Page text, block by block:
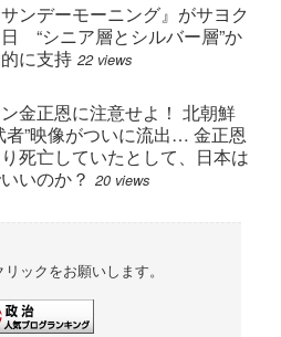
ンデーモーニング』がサヨク
“シニア層とシルバー層”か
に支持 22 views
金正恩に注意せよ！ 北朝鮮
者”映像がついに流出… 金正恩
死亡していたとして、日本は
いのか？ 20 views
ックをお願いします。